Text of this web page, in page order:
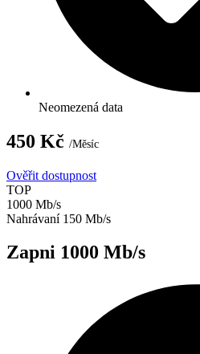
Neomezená data
450 Kč /Měsíc
Ověřit dostupnost
TOP
1000 Mb/s
Nahrávaní 150 Mb/s
Zapni 1000 Mb/s